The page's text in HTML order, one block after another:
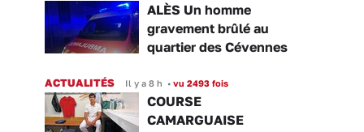
ALÈS Un homme
gravement brûlé au
quartier des Cévennes
ACTUALITÉS Il y a 8 h • vu 2493 fois
COURSE
CAMARGUAISE